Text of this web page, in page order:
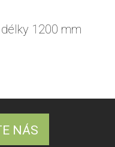
1200 mm
NÁS